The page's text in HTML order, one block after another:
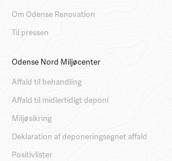
Om Odense Renovation
Til pressen
Odense Nord Miljøcenter
Affald til behandling
Affald til midlertidigt deponi
Miljøsikring
Deklaration af deponeringsegnet affald
Positivlister